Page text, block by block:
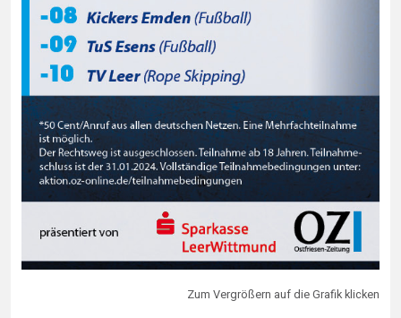
Zum Vergrößern auf die Grafik klicken